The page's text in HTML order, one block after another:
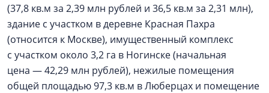
(37,8 кв.м за 2,39 млн рублей и 36,5 кв.м за 2,31 млн),
здание с участком в деревне Красная Пахра
(относится к Москве), имущественный комплекс
с участком около 3,2 га в Ногинске (начальная
цена — 42,29 млн рублей), нежилые помещения
общей площадью 97,3 кв.м в Люберцах и помещение